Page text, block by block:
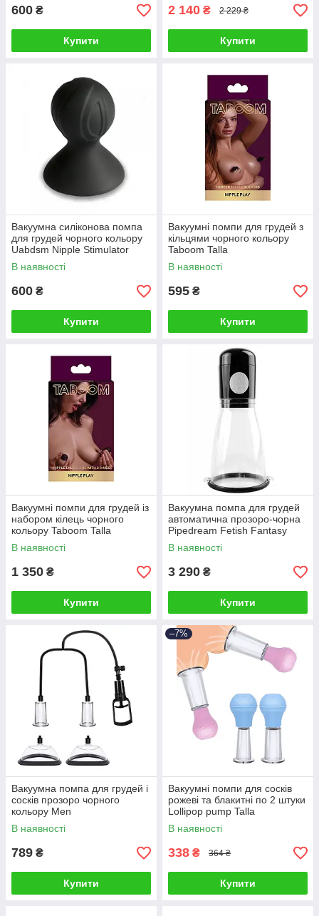
600 ₴
Купити
2 140 ₴ 2 229 ₴
Купити
Вакуумна силіконова помпа
для грудей чорного кольору
Uabdsm Nipple Stimulator
Talla
В наявності
600 ₴
Купити
Вакуумні помпи для грудей з
кільцями чорного кольору
Taboom Talla
В наявності
595 ₴
Купити
Вакуумні помпи для грудей із
набором кілець чорного
кольору Taboom Talla
В наявності
1 350 ₴
Купити
Вакуумна помпа для грудей
автоматична прозоро-чорна
Pipedream Fetish Fantasy
Talla
В наявності
3 290 ₴
Купити
Вакуумна помпа для грудей і
сосків прозоро чорного
кольору Men
Powerup Passion Pump Talla
В наявності
789 ₴
Купити
–7%
Вакуумні помпи для сосків
рожеві та блакитні по 2 штуки
Lollipop pump Talla
В наявності
338 ₴ 364 ₴
Купити